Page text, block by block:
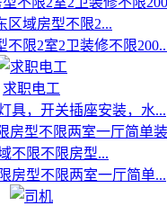
区域房型不限2...
不限2室2卫装修不限
求职电工
具，开关插座安装，水...
不限不限房型...
房型不限两室一厅简单...